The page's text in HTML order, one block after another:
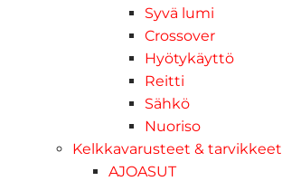
Syvä lumi
Crossover
Hyötykäyttö
Reitti
Sähkö
Nuoriso
Kelkkavarusteet & tarvikkeet
AJOASUT